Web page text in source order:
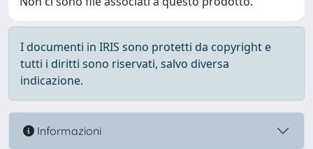
I documenti in IRIS sono protetti da copyright e
tutti i diritti sono riservati, salvo diversa
indicazione.
Informazioni